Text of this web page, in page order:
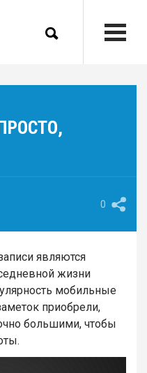
ПРОСТО,
0
являются
жизни
мобильные
приобрели,
большими, чтобы